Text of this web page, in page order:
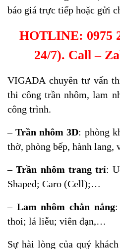
báo giá trực tiếp hoặc gửi
HOTLINE: 0975
24/7). Call –
VIGADA chuyên tư vấn
thi công trần nhôm, lam
công trình.
–Trần nhôm 3D: phòng
thờ, phòng bếp, hành lang,
–Trần nhôm trang trí:
Shaped; Caro (Cell);…
– Lam nhôm chắn nắng:
thoi; lá liễu; viên đạn,…
Sự hài lòng của quý